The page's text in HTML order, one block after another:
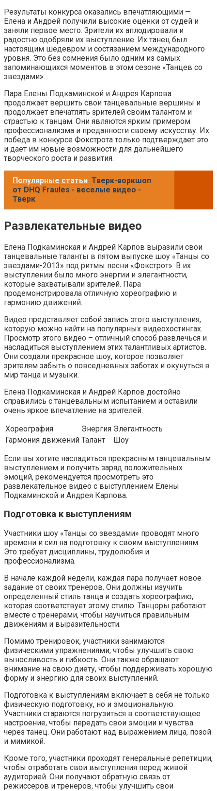
Результаты конкурса оказались впечатляющими —
Елена и Андрей получили высокие оценки от судей и
заняли первое место. Зрители их аплодировали и
радостно одобряли их выступление. Их танец был
настоящим шедевром и состязанием международного
уровня. Это без сомнения было одним из самых
запоминающихся моментов в этом сезоне «Танцев со
звездами».
Пара Елены Подкаминской и Андрея Карпова
продолжает вершить свои танцевальные вершины и
продолжает впечатлять зрителей своим талантом и
страстью к танцам. Они являются ярким примером
профессионализма и преданности своему искусству. Их
победа в конкурсе Фокстрота только подтверждает это
и даёт им новые возможности для дальнейшего
творческого роста и развития.
Популярные статьи Тверк-воркшоп
от DHQ Fraules - веселые видео -
Тверк
Развлекательные видео
Елена Подкаминская и Андрей Карпов выразили свои
танцевальные таланты в пятом выпуске шоу «Танцы со
звездами-2013» под ритмы песни «Фокстрот». В их
выступлении было много энергии и элегантности,
которые захватывали зрителей. Пара
продемонстрировала отличную хореографию и
гармонию движений.
Видео представляет собой запись этого выступления,
которую можно найти на популярных видеохостингах.
Просмотр этого видео – отличный способ развлечься и
насладиться выступлением этих талантливых артистов.
Они создали прекрасное шоу, которое позволяет
зрителям забыть о повседневных заботах и окунуться в
мир танца и музыки.
Елена Подкаминская и Андрей Карпов достойно
справились с танцевальным испытанием и оставили
очень яркое впечатление на зрителей.
Хореография
Энергия Элегантность
Гармония движений Талант
Шоу
Если вы хотите насладиться прекрасным танцевальным
выступлением и получить заряд положительных
эмоций, рекомендуется просмотреть это
развлекательное видео с выступлением Елены
Подкаминской и Андрея Карпова.
Подготовка к выступлениям
Участники шоу «Танцы со звездами» проводят много
времени и сил на подготовку к своим выступлениям.
Это требует дисциплины, трудолюбия и
профессионализма.
В начале каждой недели, каждая пара получает новое
задание от своих тренеров. Они должны изучить
определенный стиль танца и создать хореографию,
которая соответствует этому стилю. Танцоры работают
вместе с тренерами, чтобы научиться правильным
движениям и выразительности.
Помимо тренировок, участники занимаются
физическими упражнениями, чтобы улучшить свою
выносливость и гибкость. Они также обращают
внимание на свою диету, чтобы поддерживать хорошую
форму и энергию для своих выступлений.
Подготовка к выступлениям включает в себя не только
физическую подготовку, но и эмоциональную.
Участники стараются погрузиться в соответствующее
настроение, чтобы передать свои эмоции и чувства
через танец. Они работают над выражением лица, позой
и мимикой.
Кроме того, участники проходят генеральные репетиции,
чтобы отработать свои выступления перед живой
аудиторией. Они получают обратную связь от
режиссеров и тренеров, чтобы улучшить свои